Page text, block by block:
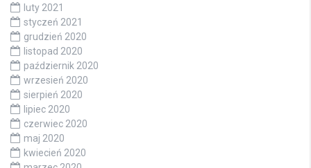
luty 2021
styczeń 2021
grudzień 2020
listopad 2020
październik 2020
wrzesień 2020
sierpień 2020
lipiec 2020
czerwiec 2020
maj 2020
kwiecień 2020